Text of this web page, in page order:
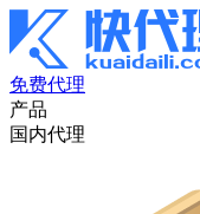
免费代理
产品
国内代理